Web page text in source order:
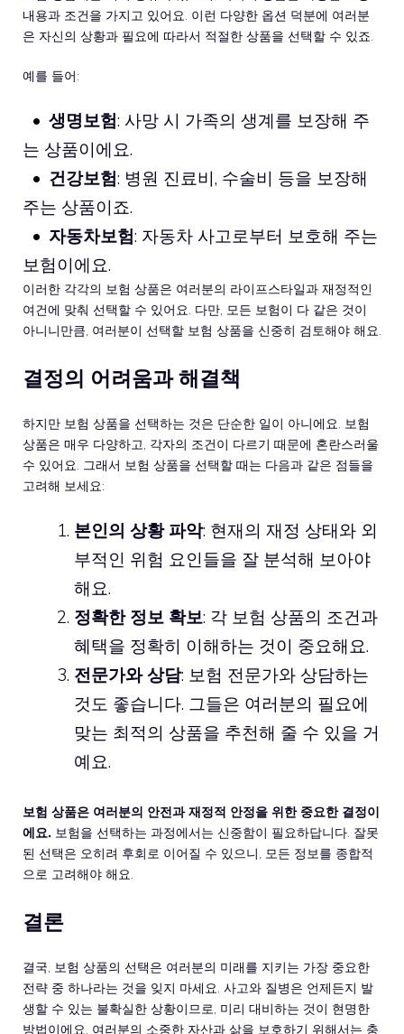
내용과 조건을 가지고 있어요. 이런 다양한 옵션 덕분에 여러분
은 자신의 상황과 필요에 따라서 적절한 상품을 선택할 수 있죠.
예를 들어:
생명보험: 사망 시 가족의 생계를 보장해 주
는 상품이에요.
건강보험: 병원 진료비, 수술비 등을 보장해
주는 상품이죠.
자동차보험: 자동차 사고로부터 보호해 주는
보험이에요.
이러한 각각의 보험 상품은 여러분의 라이프스타일과 재정적인
여건에 맞춰 선택할 수 있어요. 다만, 모든 보험이 다 같은 것이
아니니만큼, 여러분이 선택할 보험 상품을 신중히 검토해야 해요.
결정의 어려움과 해결책
하지만 보험 상품을 선택하는 것은 단순한 일이 아니에요. 보험
상품은 매우 다양하고, 각자의 조건이 다르기 때문에 혼란스러울
수 있어요. 그래서 보험 상품을 선택할 때는 다음과 같은 점들을
고려해 보세요:
본인의 상황 파악: 현재의 재정 상태와 외
부적인 위험 요인들을 잘 분석해 보아야
해요.
정확한 정보 확보: 각 보험 상품의 조건과
혜택을 정확히 이해하는 것이 중요해요.
전문가와 상담: 보험 전문가와 상담하는
것도 좋습니다. 그들은 여러분의 필요에
맞는 최적의 상품을 추천해 줄 수 있을 거
예요.
보험 상품은 여러분의 안전과 재정적 안정을 위한 중요한 결정이
에요. 보험을 선택하는 과정에서는 신중함이 필요하답니다. 잘못
된 선택은 오히려 후회로 이어질 수 있으니, 모든 정보를 종합적
으로 고려해야 해요.
결론
결국, 보험 상품의 선택은 여러분의 미래를 지키는 가장 중요한
전략 중 하나라는 것을 잊지 마세요. 사고와 질병은 언제든지 발
생할 수 있는 불확실한 상황이므로, 미리 대비하는 것이 현명한
방법이에요. 여러분의 소중한 자산과 삶을 보호하기 위해서는 충